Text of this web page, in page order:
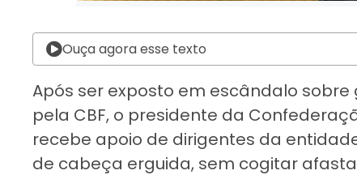
Ouça agora esse texto
Após ser exposto em escândalo
pela CBF, o presidente da
recebe apoio de dirigentes da
de cabeça erguida, sem cogitar